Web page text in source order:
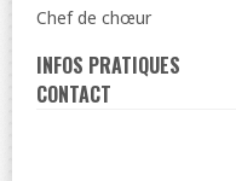
Chef de chœur
INFOS PRATIQUES
CONTACT